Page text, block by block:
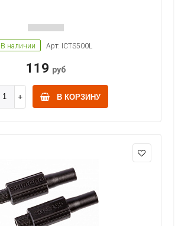
В наличии Арт: ICTS500L
119 руб
В КОРЗИНУ